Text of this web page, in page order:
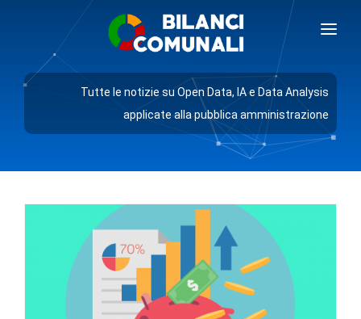
BILANCI COMUNALI
PREZZI
RICHIEDI DEMO
AREA GIORNALISTI
Tutte le notizie su Open Data, IA e Data Analysis
applicate alla pubblica amministrazione